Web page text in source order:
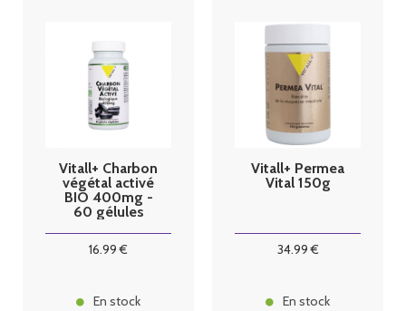
Vitall+ Charbon
végétal activé
BIO 400mg -
60 gélules
16.99 €
En stock
Vitall+ Permea
Vital 150g
34.99€
En stock